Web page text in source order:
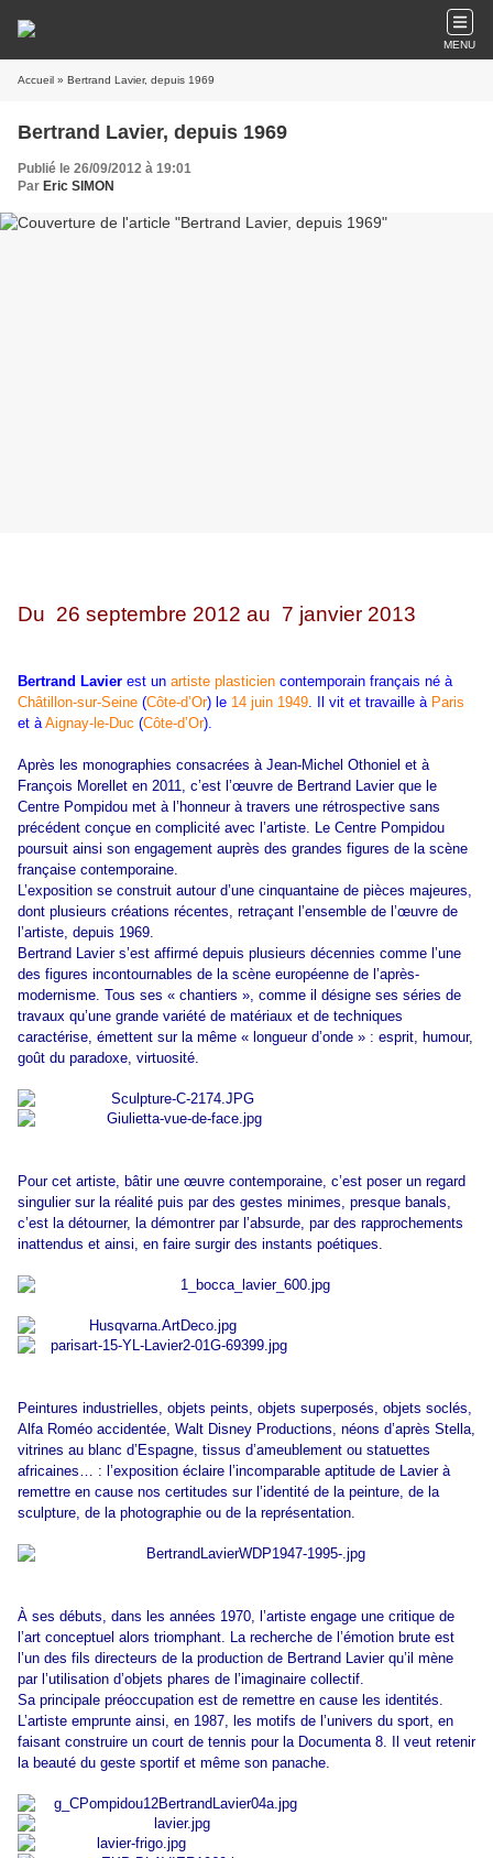
MENU
Accueil » Bertrand Lavier, depuis 1969
Bertrand Lavier, depuis 1969
Publié le 26/09/2012 à 19:01
Par Eric SIMON
Du 26 septembre 2012 au 7 janvier 2013
Bertrand Lavier est un artiste plasticien contemporain français né à
Châtillon-sur-Seine (Côte-d’Or) le 14 juin 1949. Il vit et travaille à Paris
et àAignay-le-Duc (Côte-d’Or).
Après les monographies consacrées à Jean-Michel Othoniel et à
François Morellet en 2011, c’est l’œuvre de Bertrand Lavier que le
Centre Pompidou met à l’honneur à travers une rétrospective sans
précédent conçue en complicité avec l’artiste. Le Centre Pompidou
poursuit ainsi son engagement auprès des grandes figures de la scène
française contemporaine.
L’exposition se construit autour d’une cinquantaine de pièces majeures,
dont plusieurs créations récentes, retraçant l’ensemble de l’œuvre de
l’artiste, depuis 1969.
Bertrand Lavier s’est affirmé depuis plusieurs décennies comme l’une
des figures incontournables de la scène européenne de l’après-
modernisme. Tous ses « chantiers », comme il désigne ses séries de
travaux qu’une grande variété de matériaux et de techniques
caractérise, émettent sur la même « longueur d’onde » : esprit, humour,
goût du paradoxe, virtuosité.
Pour cet artiste, bâtir une œuvre contemporaine, c’est poser un regard
singulier sur la réalité puis par des gestes minimes, presque banals,
c’est la détourner, la démontrer par l’absurde, par des rapprochements
inattendus et ainsi, en faire surgir des instants poétiques.
Peintures industrielles, objets peints, objets superposés, objets soclés,
Alfa Roméo accidentée, Walt Disney Productions, néons d’après Stella,
vitrines au blanc d’Espagne, tissus d’ameublement ou statuettes
africaines… : l’exposition éclaire l’incomparable aptitude de Lavier à
remettre en cause nos certitudes sur l’identité de la peinture, de la
sculpture, de la photographie ou de la représentation.
À ses débuts, dans les années 1970, l’artiste engage une critique de
l’art conceptuel alors triomphant. La recherche de l’émotion brute est
l’un des fils directeurs de la production de Bertrand Lavier qu’il mène
par l’utilisation d’objets phares de l’imaginaire collectif.
Sa principale préoccupation est de remettre en cause les identités.
L’artiste emprunte ainsi, en 1987, les motifs de l’univers du sport, en
faisant construire un court de tennis pour la Documenta 8. Il veut retenir
la beauté du geste sportif et même son panache.